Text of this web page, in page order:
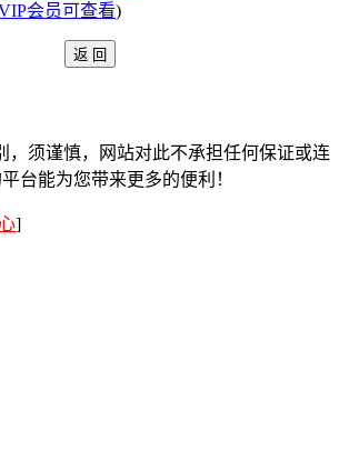
会员可查看)
，须谨慎，网站对此不承担任何保证或连
台能为您带来更多的便利！
]